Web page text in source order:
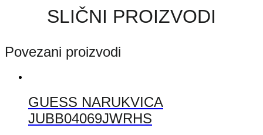
SLIČNI PROIZVODI
Povezani proizvodi
GUESS NARUKVICA
JUBB04069JWRHS